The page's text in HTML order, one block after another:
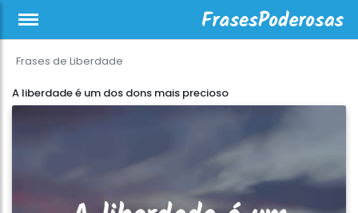
Frases de Liberdade
A liberdade é um dos dons mais precioso